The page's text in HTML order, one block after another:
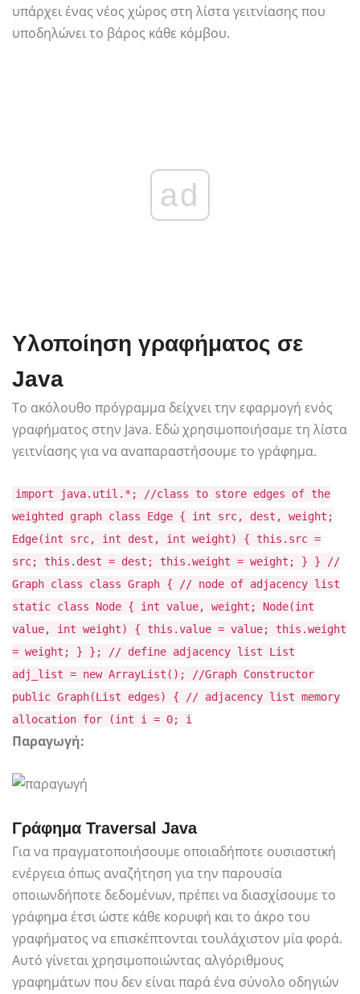
υπάρχει ένας νέος χώρος στη λίστα γειτνίασης που
υποδηλώνει το βάρος κάθε κόμβου.
ad
Υλοποίηση γραφήματος σε
Java
Το ακόλουθο πρόγραμμα δείχνει την εφαρμογή ενός
γραφήματος στην Java. Εδώ χρησιμοποιήσαμε τη λίστα
γειτνίασης για να αναπαραστήσουμε το γράφημα.
import java.util.*; //class to store edges of the
weighted graph class Edge { int src, dest, weight;
Edge(int src, int dest, int weight) { this.src =
src; this.dest = dest; this.weight = weight; } } //
Graph class class Graph { // node of adjacency list
static class Node { int value, weight; Node(int
value, int weight) { this.value = value; this.weight
= weight; } }; // define adjacency list List
adj_list = new ArrayList(); //Graph Constructor
public Graph(List edges) { // adjacency list memory
allocation for (int i = 0; i
Παραγωγή:
Γράφημα Traversal Java
Για να πραγματοποιήσουμε οποιαδήποτε ουσιαστική
ενέργεια όπως αναζήτηση για την παρουσία
οποιωνδήποτε δεδομένων, πρέπει να διασχίσουμε το
γράφημα έτσι ώστε κάθε κορυφή και το άκρο του
γραφήματος να επισκέπτονται τουλάχιστον μία φορά.
Αυτό γίνεται χρησιμοποιώντας αλγόριθμους
γραφημάτων που δεν είναι παρά ένα σύνολο οδηγιών